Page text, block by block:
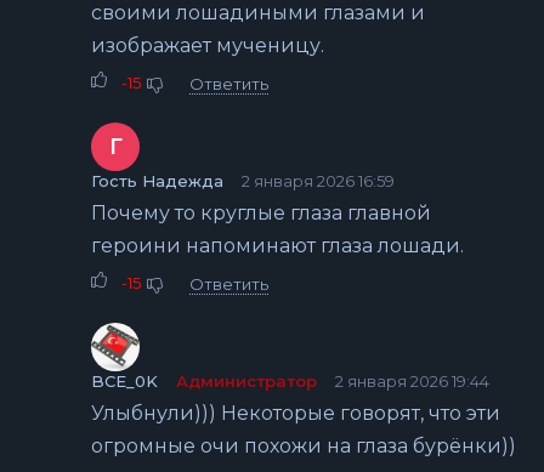
своими лошадиными глазами и
изображает мученицу.
-15 Ответить
Г
Гость Надежда 2 января 2026 16:59
Почему то круглые глаза главной
героини напоминают глаза лошади.
-15 Ответить
BCE_0K Администратор 2 января 2026 19:44
Улыбнули))) Некоторые говорят, что эти
огромные очи похожи на глаза бурёнки))